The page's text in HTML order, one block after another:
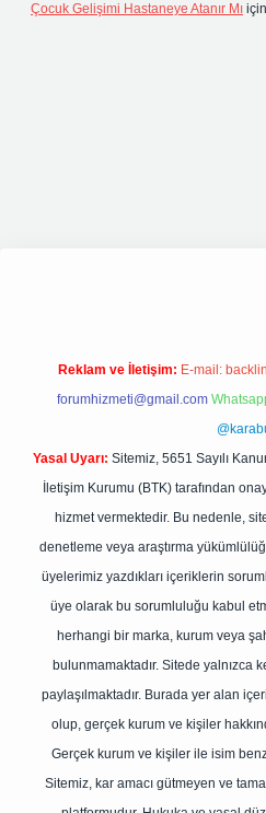
Çocuk Gelişimi Hastaneye Atanır Mı için
Reklam ve İletişim: E-mail:
forumhizmeti@gmail.com
Yasal Uyarı: Sitemiz, 5651 Sayılı
İletişim Kurumu (BTK) tarafından
hizmet vermektedir. Bu nedenle,
denetleme veya araştırma
üyelerimiz yazdıkları içeriklerin
üye olarak bu sorumluluğu kabul
herhangi bir marka, kurum veya
bulunmamaktadır. Sitede yalnızca
paylaşılmaktadır. Burada yer alan
olup, gerçek kurum ve kişiler
Gerçek kurum ve kişiler ile isim
Sitemiz, kar amacı gütmeyen ve